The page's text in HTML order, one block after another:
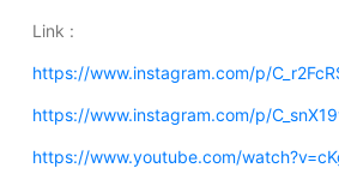
Link :
https://www.instagram.com/p/
https://www.instagram.com/p/
https://www.youtube.com/